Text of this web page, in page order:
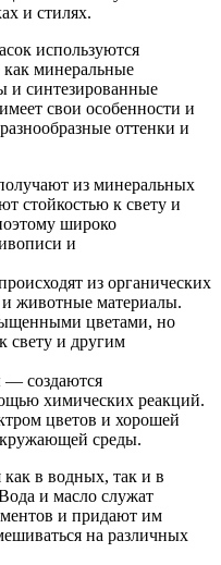
и стилях.
используются
минеральные
и синтезированные
свои особенности и
оттенки и
из минеральных
стойкостью к свету и
широко
и
из органических
и животные материалы.
цветами, но
свету и другим
— создаются
химических реакций.
цветов и хорошей
среды.
в водных, так и в
и масло служат
и придают им
на различных